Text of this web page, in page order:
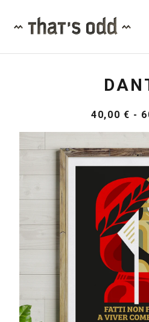
40,00 € -